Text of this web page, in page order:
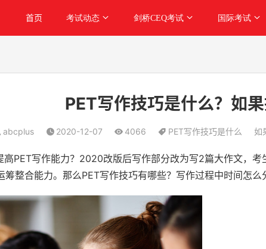
首页 考试动态 剑桥CEQ考试 国际考试
PET写作技巧是什么？如
abcplus 2020-12-07 4066 PET写作技巧是什么 如
高PET写作能力？2020改版后写作部分改为写2篇大作文，
整合能力。那么PET写作技巧有哪些？写作过程中时间怎